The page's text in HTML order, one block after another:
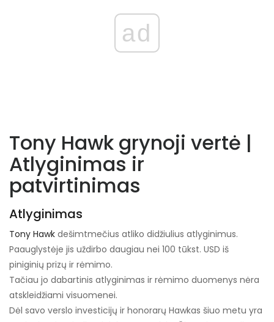
ad
Tony Hawk grynoji vertė |
Atlyginimas ir
patvirtinimas
Atlyginimas
Tony Hawk dešimtmečius atliko didžiulius atlyginimus.
Paauglystėje jis uždirbo daugiau nei 100 tūkst. USD iš
piniginių prizų ir rėmimo.
Tačiau jo dabartinis atlyginimas ir rėmimo duomenys nėra
atskleidžiami visuomenei.
Dėl savo verslo investicijų ir honorarų Hawkas šiuo metu yra